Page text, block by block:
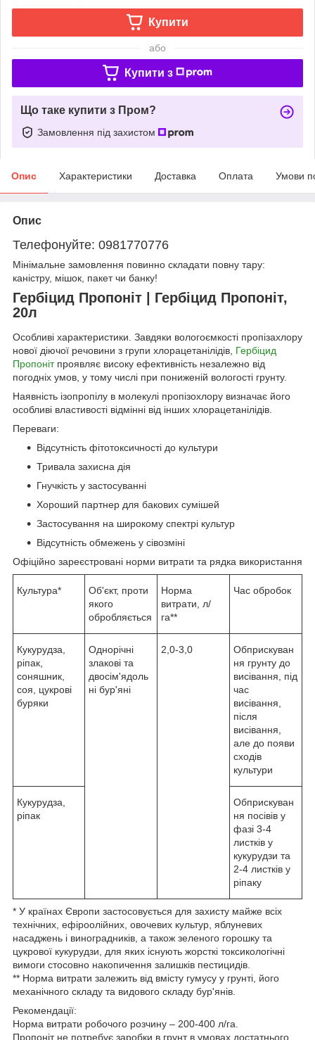
Купити
або
Купити з
Що таке купити з Пром?
Замовлення під захистом
Опис Характеристики Доставка Оплата Умови
Опис
Телефонуйте: 0981770776
Мінімальне замовлення повинно складати повну тару:
каністру, мішок, пакет чи банку!
Гербіцид Пропоніт | Гербіцид Пропоніт,
20л
Особливі характеристики. Завдяки вологоємкості пропізахлору
нової діючої речовини з групи хлорацетанілідів, Гербіцид
Пропонітпроявляє високу ефективність незалежно від
погодніх умов, у тому числі при пониженій вологості грунту.
Наявність ізопропілу в молекулі пропізохлору визначає його
особливі властивості відмінні від інших хлорацетанілідів.
Переваги:
Відсутність фітотоксичності до культури
Тривала захисна дія
Гнучкість у застосуванні
Хороший партнер для бакових сумішей
Застосування на широкому спектрі культур
Відсутність обмежень у сівозміні
Офіційно зареєстровані норми витрати та рядка використання
Культура*
Об'єкт, проти
якого
обробляється
Норма
витрати, л/
га**
Час обробок
Кукурудза,
ріпак,
соняшник,
соя, цукрові
буряки
Однорічні
злакові та
двосім'ядоль
ні бур'яні
2,0-3,0
Обприскуван
ня грунту до
висівання, під
час
висівання,
після
висівання,
але до появи
сходів
культури
Кукурудза,
ріпак
Обприскуван
ня посівів у
фазі 3-4
листків у
кукурудзи та
2-4 листків у
ріпаку
* У країнах Європи застосовується для захисту майже всіх
технічних, ефіроолійних, овочевих культур, яблуневих
насаджень і виноградників, а також зеленого горошку та
цукрової кукурудзи, для яких існують жорсткі токсикологічні
вимоги стосовно накопичення залишків пестицидів.
** Норма витрати залежить від вмісту гумусу у грунті, його
механічного складу та видового складу бур'янів.
Рекомендації:
Норма витрати робочого розчину – 200-400 л/га.
Пропоніт не потребує заробки в грунт в умовах достатнього